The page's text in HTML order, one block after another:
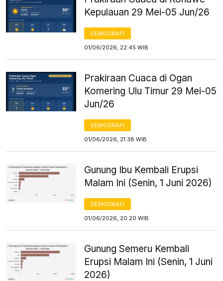
Kepulauan 29 Mei-05 Jun/26
DEMOGRAFI
01/06/2026, 22:45 WIB
Prakiraan Cuaca di Ogan
Komering Ulu Timur 29 Mei-05
Jun/26
DEMOGRAFI
01/06/2026, 21:38 WIB
Gunung Ibu Kembali Erupsi
Malam Ini (Senin, 1 Juni 2026)
DEMOGRAFI
01/06/2026, 20:20 WIB
Gunung Semeru Kembali
Erupsi Malam Ini (Senin, 1 Juni
2026)